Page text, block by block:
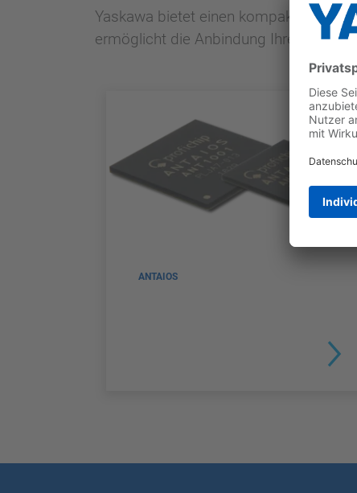
Yaskawa bietet einen kompakten und
ermöglicht die Anbindung Ihrer Geräte
ANTAIOS